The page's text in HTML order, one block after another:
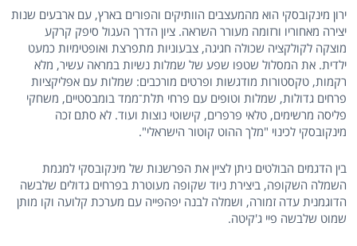
ירון מינקובסקי הוא מהמעצבים הוותיקים והפורים בארץ, עם ארבעים שנות
יצירה מאחוריו ורזומה מעורר השראה. ציון הדרך העגול סיפק קרקע
מוצקה לקולקציה שכולה חגיגה, צבעוניות מתפרצת ואופטימיות כמעט
ילדית. את המסלול שטפו שפע של שמלות נשיות במראה עשיר, מלא
רקמות, טקסטורות מודגשות ופרטים מורכבים: שמלות עם אפליקציות
פרחים גדולות, שמלות וטופים עם פרחי תלת־ממד בומבסטיים, משחקי
פליסה מרשימים, טלאי פרפרים, קישוטי נוצות ועוד. לא סתם זכה
מינקובסקי לכינוי "מלך ההוט קוטור הישראלי".
בין הדגמים הבולטים ניתן לציין את הפרשנות של מינקובסקי למגמת
השמלה השקופה, ביצירת ניוד שקופה מעוטרת בפרחים גדולים שלבשה
הדוגמנית עדה זמורה, ושמלה לבנה יפהפייה עם מערכת קלועה וקו מותן
שמוט שלבשה פיי ג'קיטה.